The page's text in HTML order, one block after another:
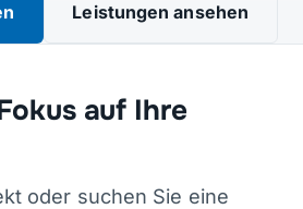
Leistungen ansehen
auf Ihre
oder suchen Sie eine